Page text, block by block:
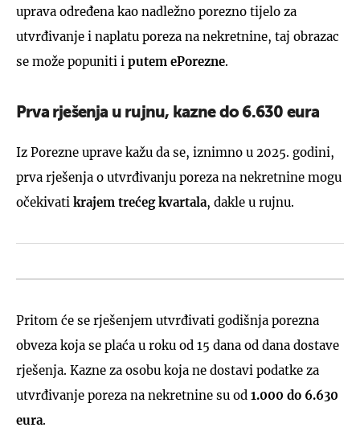
uprava određena kao nadležno porezno tijelo za
utvrđivanje i naplatu poreza na nekretnine, taj obrazac
se može popuniti i putem ePorezne.
Prva rješenja u rujnu, kazne do 6.630 eura
Iz Porezne uprave kažu da se, iznimno u 2025. godini,
prva rješenja o utvrđivanju poreza na nekretnine mogu
očekivati krajem trećeg kvartala, dakle u rujnu.
Pritom će se rješenjem utvrđivati godišnja porezna
obveza koja se plaća u roku od 15 dana od dana dostave
rješenja. Kazne za osobu koja ne dostavi podatke za
utvrđivanje poreza na nekretnine su od 1.000 do 6.630
eura.